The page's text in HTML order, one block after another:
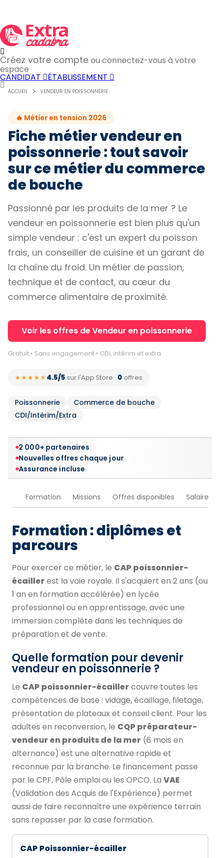
Créez votre compte ou connectez-vous à votre
espace
CANDIDAT ÉTABLISSEMENT
ACCUEIL VENDEUR EN POISSONNERIE
🔥 Métier en tension 2026
Fiche métier vendeur en
poissonnerie : tout savoir
sur ce métier du commerce
de bouche
Passionné par les produits de la mer ? Le
vendeur en poissonnerie est bien plus qu'un
simple vendeur : c'est un expert du poisson
frais, un conseiller de cuisine et un garant de
la chaîne du froid. Un métier de passion,
technique et de contact, au cœur du
commerce alimentaire de proximité.
Voir les offres de Vendeur en poissonnerie
Gratuit • Sans engagement • CDI, intérim et extra
★★★★★
★★★★★ 4.5/5 sur l'App Store · 0 offres
Poissonnerie
Commerce de bouche
CDI/Intérim/Extra
2 000+ partenaires
Nouvelles offres chaque jour
Assurance incluse
Formation Missions Offres disponibles Salaire
Formation : diplômes et
parcours
Pour exercer ce métier, le CAP poissonnier-
écailler est la voie royale. Il s'acquiert en 2 ans (ou
1 an en formation accélérée) en lycée
professionnel ou en apprentissage, avec une
immersion complète dans les techniques de
préparation et de vente.
Quelle formation pour devenir
vendeur en poissonnerie ?
Le CAP poissonnier-écailler couvre toutes les
compétences de base : vidage, écaillage, filetage,
présentation de plateaux et conseil client. Pour les
adultes en reconversion, le CQP préparateur-
vendeur en produits de la mer (6 mois en
alternance) est une alternative rapide et
reconnue par la branche. Le financement passe
par le CPF, Pôle emploi ou les OPCO. La VAE
(Validation des Acquis de l'Expérience) permet
aussi de faire reconnaître une expérience terrain
sans repasser par la case formation.
CAP Poissonnier-écailler